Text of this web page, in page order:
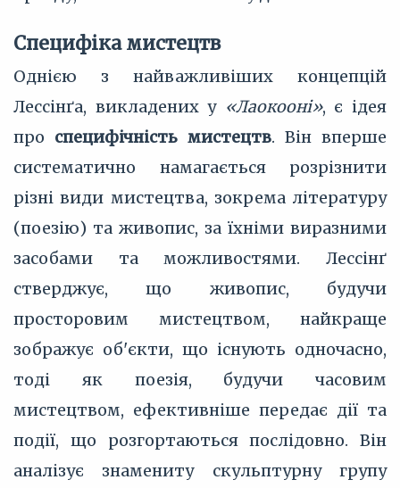
Специфіка мистецтв
Однією з найважливіших концепцій
Лессінґа, викладених у «Лаокооні», є ідея
про специфічність мистецтв. Він вперше
систематично намагається розрізнити
різні види мистецтва, зокрема літературу
(поезію) та живопис, за їхніми виразними
засобами та можливостями. Лессінґ
стверджує, що живопис, будучи
просторовим мистецтвом, найкраще
зображує об'єкти, що існують одночасно,
тоді як поезія, будучи часовим
мистецтвом, ефективніше передає дії та
події, що розгортаються послідовно. Він
аналізує знамениту скульптурну групу